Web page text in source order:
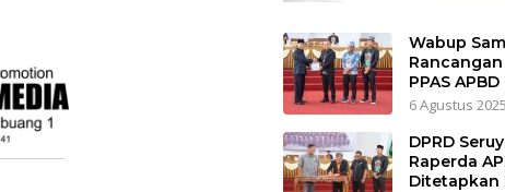
Wabup
PPAS
6 Agustus 2025
DPRD
Raperda
Ditetapkan